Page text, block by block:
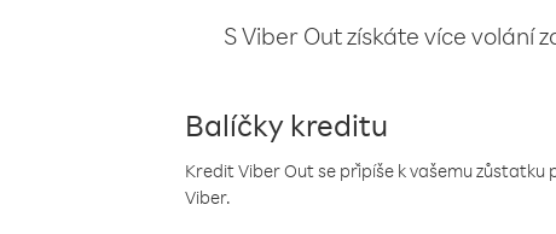
S Viber Out získáte více volání
Balíčky kreditu
Kredit Viber Out se připíše k vašemu zůstatku
Viber.